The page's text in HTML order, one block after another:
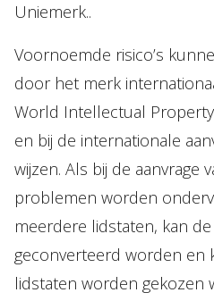
Uniemerk..
Voornoemde risico’s
door het merk
World Intellectual Property
en bij de internationale
wijzen. Als bij de aanvrage
problemen worden
meerdere lidstaten, kan
geconverteerd worden en
lidstaten worden gekozen